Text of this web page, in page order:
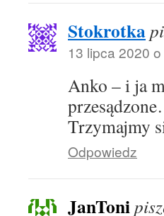
Stokrotka
13 lipca 2020 o
Anko – i ja
Trzymajmy
Odpowiedz
JanToni